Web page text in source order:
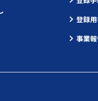
登録
事業